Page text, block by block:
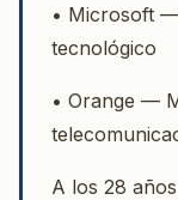
• Microsoft
tecnológico
• Orange —
A los 28